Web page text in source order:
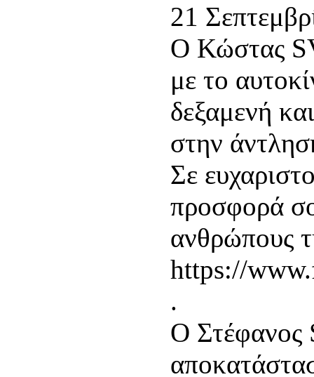
21
Ο Κώστας
με το
δεξαμενή
στην
Σε
προσφορά
ανθρώπους
https://
.
Ο Στέφανος